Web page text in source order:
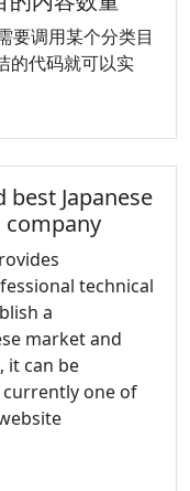
要调用某个分类目
的代码就可以实
Japanese
technical
a
market and
it can be
currently one of